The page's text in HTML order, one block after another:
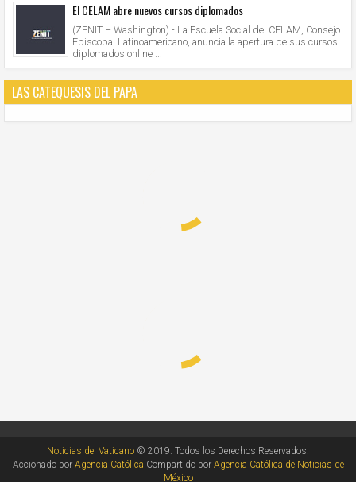
El CELAM abre nuevos cursos diplomados
(ZENIT – Washington).- La Escuela Social del CELAM, Consejo
Episcopal Latinoamericano, anuncia la apertura de sus cursos
diplomados online ...
LAS CATEQUESIS DEL PAPA
Noticias del Vaticano © 2019. Todos los Derechos Reservados.
Accionado por Agencia Católica Compartido por Agencia Católica de Noticias de
México